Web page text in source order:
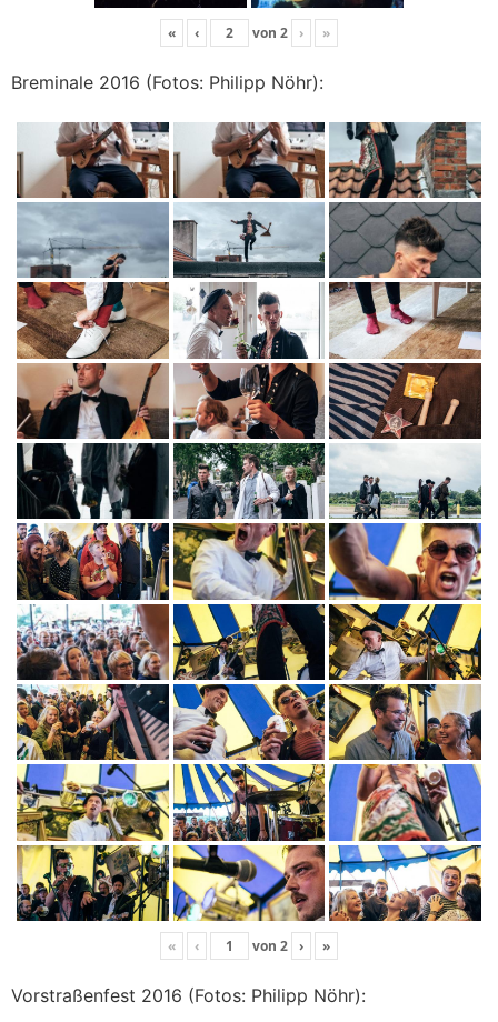
« ‹ von 2 › »
Breminale 2016 (Fotos: Philipp Nöhr):
« ‹ von 2 › »
Vorstraßenfest 2016 (Fotos: Philipp Nöhr):